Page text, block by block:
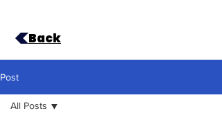
Back
Post
All Posts